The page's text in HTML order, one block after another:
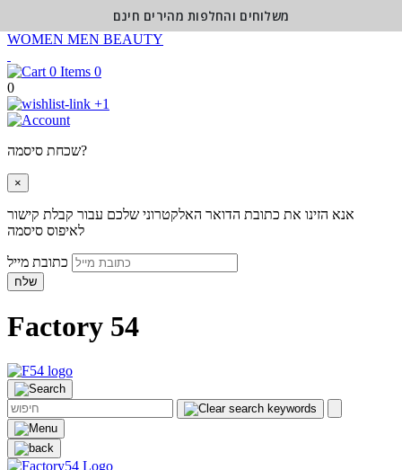
WOMEN MEN BEAUTY
0
0
+1
שכחת סיסמה?
×
אנא הזינו את כתובת הדואר האלקטרוני שלכם עבור קבלת קישור
לאיפוס סיסמה
שלח
Factory 54
משלוחים והחלפות מהירים חינם